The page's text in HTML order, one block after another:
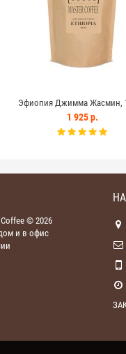
Эфиопия Джимма Жасмин,
1 925 р.
© 2026
и в офис